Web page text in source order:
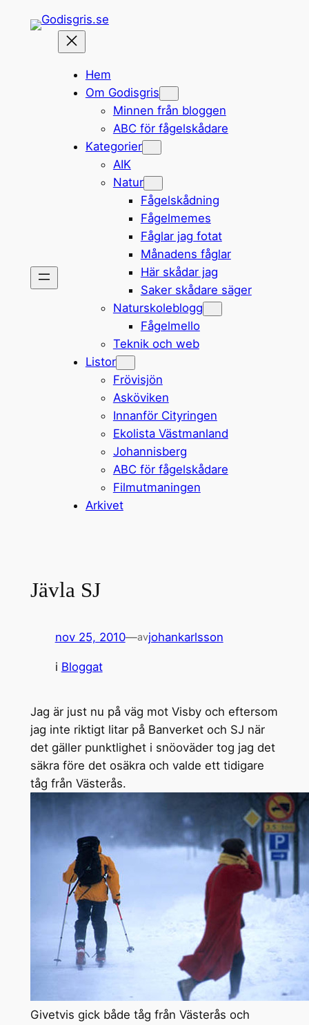
Hem
Om Godisgris
Minnen från bloggen
ABC för fågelskådare
Kategorier
AIK
Natur
Fågelskådning
Fågelmemes
Fåglar jag fotat
Månadens fåglar
Här skådar jag
Saker skådare säger
Naturskoleblogg
Fågelmello
Teknik och web
Listor
Frövisjön
Asköviken
Innanför Cityringen
Ekolista Västmanland
Johannisberg
ABC för fågelskådare
Filmutmaningen
Arkivet
Jävla SJ
nov 25, 2010—avjohankarlsson
i Bloggat
Jag är just nu på väg mot Visby och eftersom
jag inte riktigt litar på Banverket och SJ när
det gäller punktlighet i snöoväder tog jag det
säkra före det osäkra och valde ett tidigare
tåg från Västerås.
Givetvis gick både tåg från Västerås och